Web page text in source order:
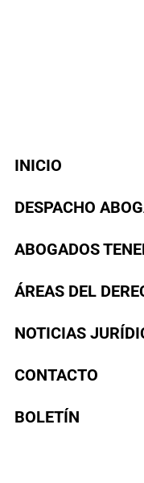
INICIO
DESPACHO
ABOGADOS
ÁREAS DEL
NOTICIAS
CONTACTO
BOLETÍN